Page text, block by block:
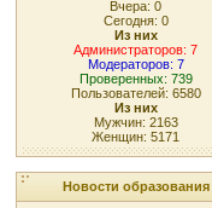
Вчера: 0
Сегодня: 0
Из них
Администраторов: 7
Модераторов: 7
Проверенных: 739
Пользователей: 6580
Из них
Мужчин: 2163
Женщин: 5171
Новости образования